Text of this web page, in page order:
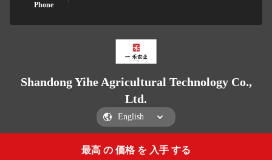
最高 の 価格 を 入手 する
Phone
Shandong Yihe Agricultural Technology Co.,
Ltd.
Shandong Yihe Agricultural Technology Co., Ltd.
Get a Quote